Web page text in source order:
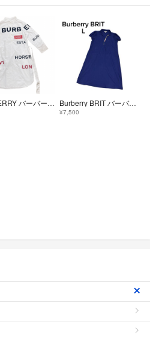
BURBERRY バーバーリー ホースフェリープリント シャツワンピース Burberry BRIT バーバリーブリット ロングワンピース ポロワンピース ノバチェック ホースロゴ刺繍 半袖 フリル L
¥7,500